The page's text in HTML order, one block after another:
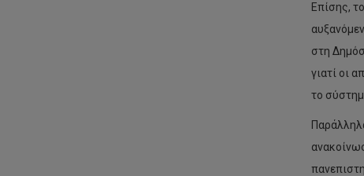
Επίσης,
στη
γιατί οι
το